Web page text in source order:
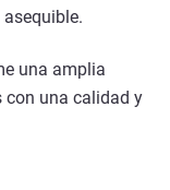
una amplia
con una calidad y